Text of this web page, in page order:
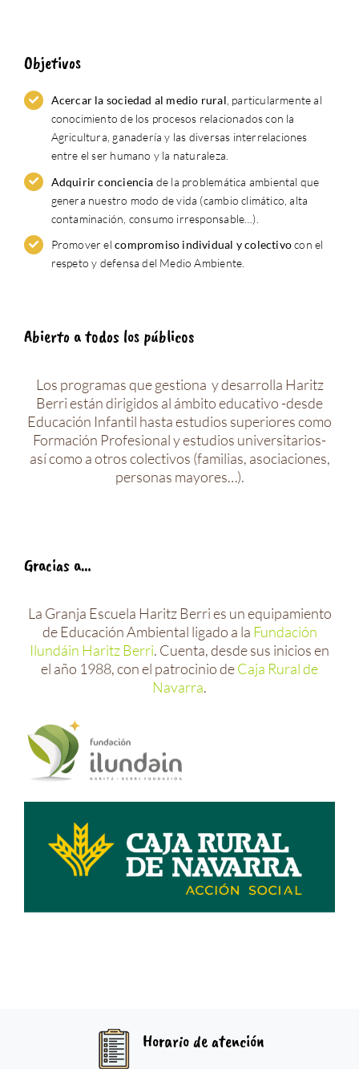
Objetivos
Acercar la sociedad al medio rural , particularmente al
conocimiento de los procesos relacionados con la
Agricultura, ganadería y las diversas interrelaciones
entre el ser humano y la naturaleza.
Adquirir conciencia de la problemática ambiental que
genera nuestro modo de vida (cambio climático, alta
contaminación, consumo irresponsable…).
Promover elcompromiso individual y colectivocon el
respeto y defensa del Medio Ambiente.
Abierto a todos los públicos
Los programas que gestiona y desarrolla Haritz
Berri están dirigidos al ámbito educativo -desde
Educación Infantil hasta estudios superiores como
Formación Profesional y estudios universitarios-
así como a otros colectivos (familias, asociaciones,
personas mayores…).
Gracias a…
La Granja Escuela Haritz Berri es un equipamiento
de Educación Ambiental ligado a la Fundación
Ilundáin Haritz Berri. Cuenta, desde sus inicios en
el año 1988, con el patrocinio deCaja Rural de
Navarra.
Horario de atención